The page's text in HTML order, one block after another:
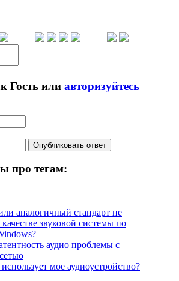
Гость или авторизуйтесь
Опубликовать ответ
про тегам:
аналогичный стандарт не
качестве звуковой системы по
аудио проблемы с
мое аудиоустройство?